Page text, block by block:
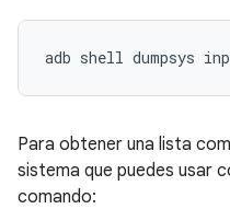
Para obtener una lista
sistema que puedes usar
comando: